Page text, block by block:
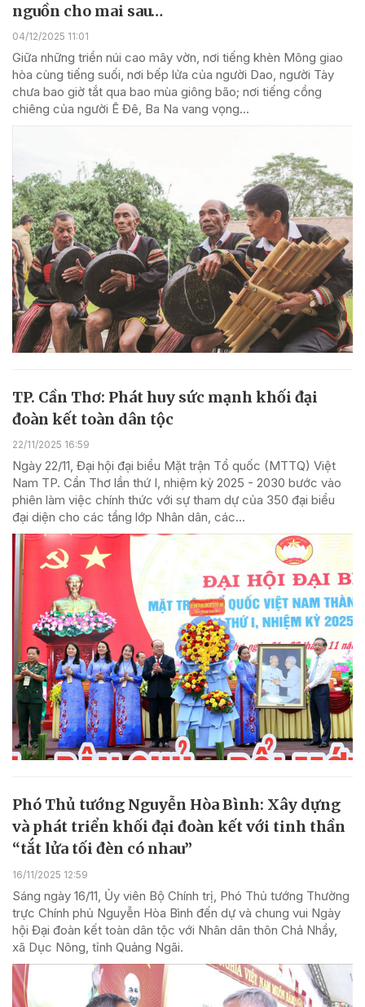
nguồn cho mai sau…
04/12/2025 11:01
Giữa những triền núi cao mây vờn, nơi tiếng khèn Mông giao
hòa cùng tiếng suối, nơi bếp lửa của người Dao, người Tày
chưa bao giờ tắt qua bao mùa giông bão; nơi tiếng cồng
chiêng của người Ê Đê, Ba Na vang vọng...
TP. Cần Thơ: Phát huy sức mạnh khối đại
đoàn kết toàn dân tộc
22/11/2025 16:59
Ngày 22/11, Đại hội đại biểu Mặt trận Tổ quốc (MTTQ) Việt
Nam TP. Cần Thơ lần thứ I, nhiệm kỳ 2025 - 2030 bước vào
phiên làm việc chính thức với sự tham dự của 350 đại biểu
đại diện cho các tầng lớp Nhân dân, các...
Phó Thủ tướng Nguyễn Hòa Bình: Xây dựng
và phát triển khối đại đoàn kết với tinh thần
“tắt lửa tối đèn có nhau”
16/11/2025 12:59
Sáng ngày 16/11, Ủy viên Bộ Chính trị, Phó Thủ tướng Thường
trực Chính phủ Nguyễn Hòa Bình đến dự và chung vui Ngày
hội Đại đoàn kết toàn dân tộc với Nhân dân thôn Chả Nhầy,
xã Dục Nông, tỉnh Quảng Ngãi.